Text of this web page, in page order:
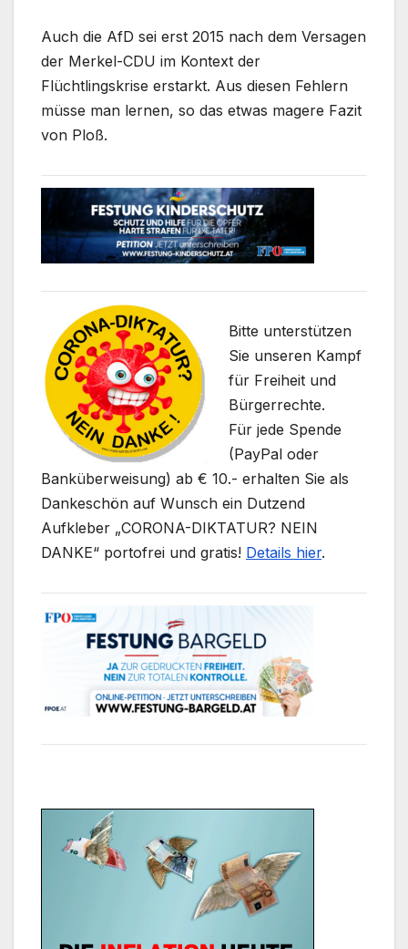
Auch die AfD sei erst 2015 nach dem Versagen
der Merkel-CDU im Kontext der
Flüchtlingskrise erstarkt. Aus diesen Fehlern
müsse man lernen, so das etwas magere Fazit
von Ploß.
Bitte unterstützen
Sie unseren Kampf
für Freiheit und
Bürgerrechte.
Für jede Spende
(PayPal oder
Banküberweisung) ab € 10.- erhalten Sie als
Dankeschön auf Wunsch ein Dutzend
Aufkleber „CORONA-DIKTATUR? NEIN
DANKE“ portofrei und gratis! Details hier.